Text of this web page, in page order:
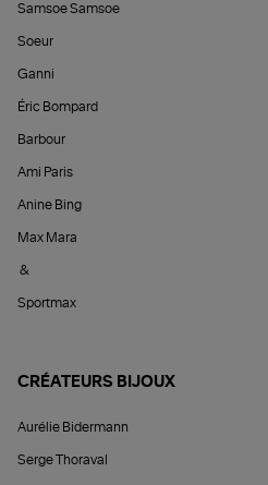
Samsoe Samsoe
Soeur
Ganni
Éric Bompard
Barbour
Ami Paris
Anine Bing
Max Mara
&
Sportmax
CRÉATEURS BIJOUX
Aurélie Bidermann
Serge Thoraval